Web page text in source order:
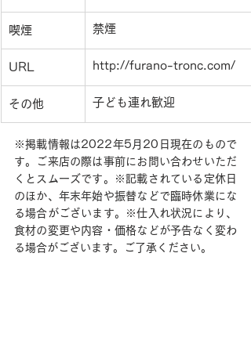
喫煙 禁煙
URL http://furano-tronc.com/
その他 子ども連れ歓迎
※掲載情報は2022年5月20日現在のもので
す。ご来店の際は事前にお問い合わせいただ
くとスムーズです。※記載されている定休日
のほか、年末年始や振替などで臨時休業にな
る場合がございます。※仕入れ状況により、
食材の変更や内容・価格などが予告なく変わ
る場合がございます。ご了承ください。